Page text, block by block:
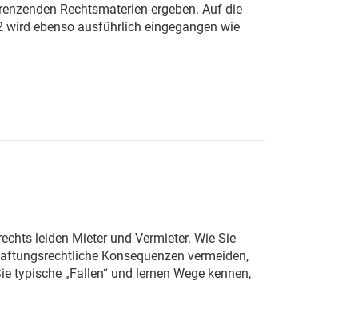
Rechtsmaterien ergeben. Auf die
wird ebenso ausführlich eingegangen wie
leiden Mieter und Vermieter. Wie Sie
Konsequenzen vermeiden,
typische „Fallen“ und lernen Wege kennen,